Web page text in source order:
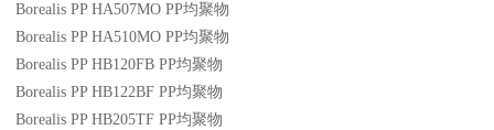
Borealis PP HA507MO PP均聚物
Borealis PP HA510MO PP均聚物
Borealis PP HB120FB PP均聚物
Borealis PP HB122BF PP均聚物
Borealis PP HB205TF PP均聚物